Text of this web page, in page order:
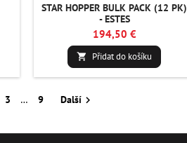
STAR HOPPER BULK PACK (12 PK)
- ESTES
194,50 €
 Přidat do košíku
3 … 9 Další